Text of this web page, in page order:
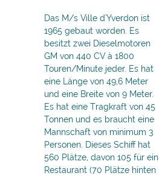
Das M/s Ville d'Yverdon ist
1965 gebaut worden. Es
besitzt zwei Dieselmotoren
GM von 440 CV à 1800
Touren/Minute jeder. Es hat
eine Länge von 49,6 Meter
und eine Breite von 9 Meter.
Es hat eine Tragkraft von 45
Tonnen und es braucht eine
Mannschaft von minimum 3
Personen. Dieses Schiff hat
560 Plätze, davon 105 für ein
Restaurant (70 Plätze hinten